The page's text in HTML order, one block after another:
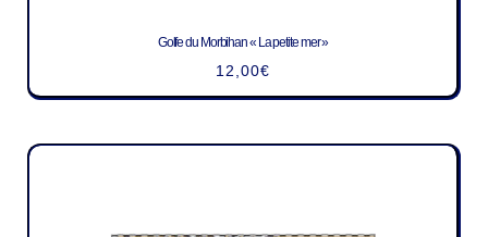
Golfe du Morbihan « La petite mer »
12,00€